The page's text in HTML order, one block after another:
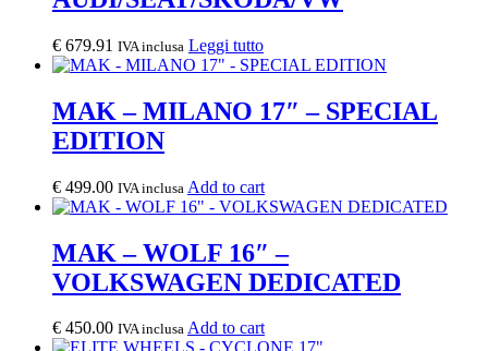
€ 679.91 IVA inclusa Leggi tutto
MAK – MILANO 17″ – SPECIAL
EDITION
€ 499.00 IVA inclusa Add to cart
MAK – WOLF 16″ –
VOLKSWAGEN DEDICATED
€ 450.00 IVA inclusa Add to cart